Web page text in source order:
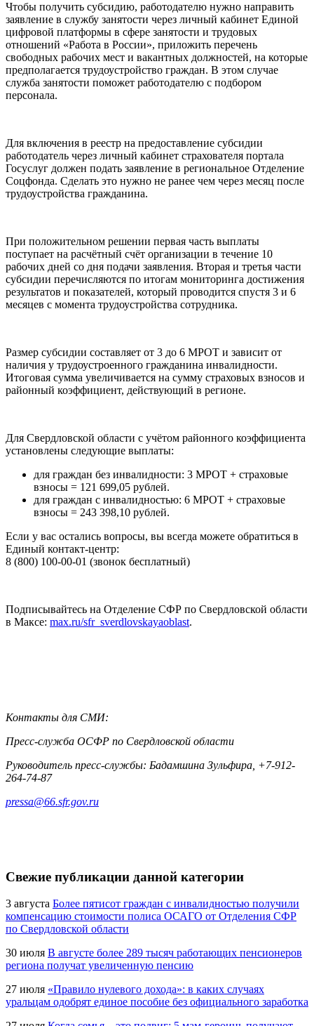
Чтобы получить субсидию, работодателю нужно направить
заявление в службу занятости через личный кабинет Единой
цифровой платформы в сфере занятости и трудовых
отношений «Работа в России», приложить перечень
свободных рабочих мест и вакантных должностей, на которые
предполагается трудоустройство граждан. В этом случае
служба занятости поможет работодателю с подбором
персонала.
Для включения в реестр на предоставление субсидии
работодатель через личный кабинет страхователя портала
Госуслуг должен подать заявление в региональное Отделение
Соцфонда. Сделать это нужно не ранее чем через месяц после
трудоустройства гражданина.
При положительном решении первая часть выплаты
поступает на расчётный счёт организации в течение 10
рабочих дней со дня подачи заявления. Вторая и третья части
субсидии перечисляются по итогам мониторинга достижения
результатов и показателей, который проводится спустя 3 и 6
месяцев с момента трудоустройства сотрудника.
Размер субсидии составляет от 3 до 6 МРОТ и зависит от
наличия у трудоустроенного гражданина инвалидности.
Итоговая сумма увеличивается на сумму страховых взносов и
районный коэффициент, действующий в регионе.
Для Свердловской области с учётом районного коэффициента
установлены следующие выплаты:
для граждан без инвалидности: 3 МРОТ + страховые
взносы = 121 699,05 рублей.
для граждан с инвалидностью: 6 МРОТ + страховые
взносы = 243 398,10 рублей.
Если у вас остались вопросы, вы всегда можете обратиться в
Единый контакт-центр:
8 (800) 100-00-01 (звонок бесплатный)
Подписывайтесь на Отделение СФР по Свердловской области
в Максе: max.ru/sfr_sverdlovskayaoblast.
Контакты для СМИ:
Пресс-служба ОСФР по Свердловской области
Руководитель пресс-службы: Бадамшина Зульфира, +7-912-
264-74-87
pressa@66.sfr.gov.ru
Свежие публикации данной категории
3 августа Более пятисот граждан с инвалидностью получили
компенсацию стоимости полиса ОСАГО от Отделения СФР
по Свердловской области
30 июля В августе более 289 тысяч работающих пенсионеров
региона получат увеличенную пенсию
27 июля «Правило нулевого дохода»: в каких случаях
уральцам одобрят единое пособие без официального заработка